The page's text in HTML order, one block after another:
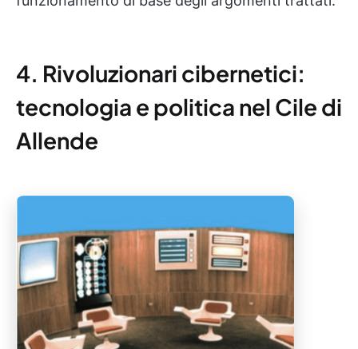
4. Rivoluzionari cibernetici:
tecnologia e politica nel Cile di
Allende